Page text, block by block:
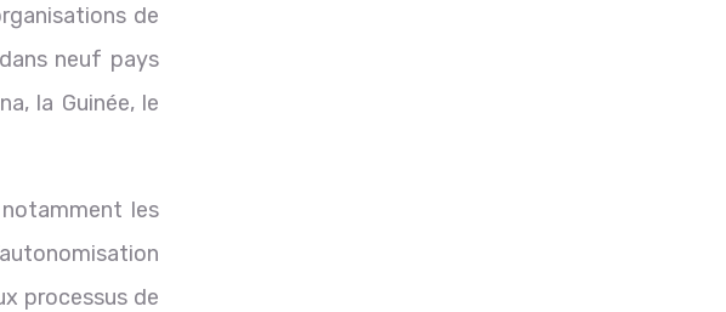
de
neuf pays
la Guinée, le
les
processus de